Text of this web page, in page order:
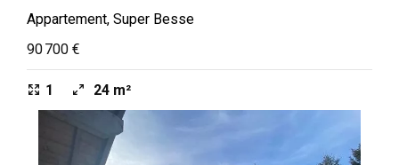
Appartement, Super Besse
90 700 €
1 24 m²